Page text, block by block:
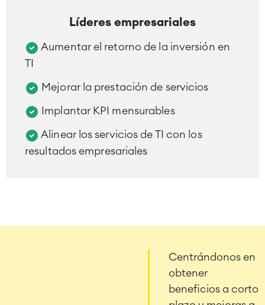
Líderes empresariales
Aumentar el retorno de la inversión en
TI
Mejorar la prestación de servicios
Implantar KPI mensurables
Alinear los servicios de TI con los
resultados empresariales
Centrándonos en
obtener
beneficios a corto